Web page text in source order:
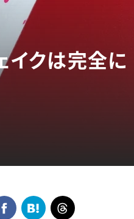
クは完全に